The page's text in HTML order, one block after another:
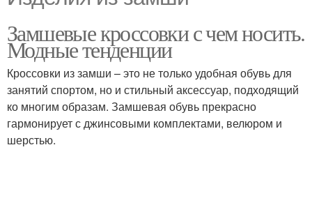
Замшевые кроссовки с чем носить.
Модные тенденции
Кроссовки из замши – это не только удобная обувь для
занятий спортом, но и стильный аксессуар, подходящий
ко многим образам. Замшевая обувь прекрасно
гармонирует с джинсовыми комплектами, велюром и
шерстью.